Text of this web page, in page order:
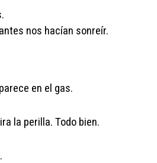
nos hacían sonreír.
en el gas.
la perilla. Todo bien.